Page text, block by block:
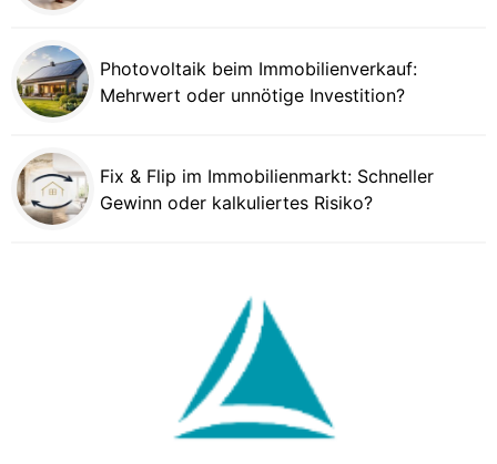
Photovoltaik beim Immobilienverkauf:
Mehrwert oder unnötige Investition?
Fix & Flip im Immobilienmarkt: Schneller
Gewinn oder kalkuliertes Risiko?